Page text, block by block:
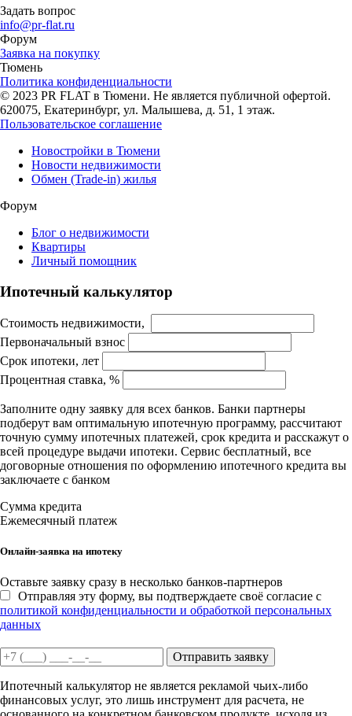
Задать вопрос
info@pr-flat.ru
Форум
Заявка на покупку
Тюмень
Политика конфиденциальности
© 2023 PR FLAT в Тюмени. Не является публичной офертой.
620075, Екатеринбург, ул. Малышева, д. 51, 1 этаж.
Пользовательское соглашение
Новостройки в Тюмени
Новости недвижимости
Обмен (Trade-in) жилья
Форум
Блог о недвижимости
Квартиры
Личный помощник
Ипотечный калькулятор
Стоимость недвижимости,
Первоначальный взнос
Срок ипотеки, лет
Процентная ставка, %
Заполните одну заявку для всех банков. Банки партнеры
подберут вам оптимальную ипотечную программу, рассчитают
точную сумму ипотечных платежей, срок кредита и расскажут о
всей процедуре выдачи ипотеки. Сервис бесплатный, все
договорные отношения по оформлению ипотечного кредита вы
заключаете с банком
Сумма кредита
Ежемесячный платеж
Онлайн-заявка на ипотеку
Оставьте заявку сразу в несколько банков-партнеров
Отправляя эту форму, вы подтверждаете своё согласие с
политикой конфиденциальности и обработкой персональных
данных
Отправить заявку
Ипотечный калькулятор не является рекламой чьих-либо
финансовых услуг, это лишь инструмент для расчета, не